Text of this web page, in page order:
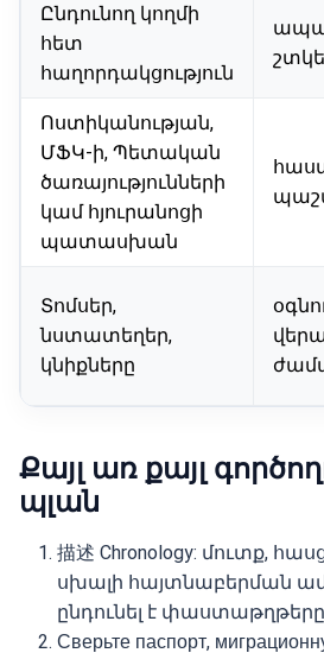
Ընդունող կողմի
հետ
հաղորդակցություն
Ոստիկանության,
ՄՖԿ-ի, Պետական
ծառայությունների
կամ հյուրանոցի
պատասխան
Տոմսեր,
նստատեղեր,
կնիքները
Քայլ առ քայլ
պլան
描述 Chronology: մուտք,
սխալի հայտնաբերման
ընդունել է
Сверьте паспорт,